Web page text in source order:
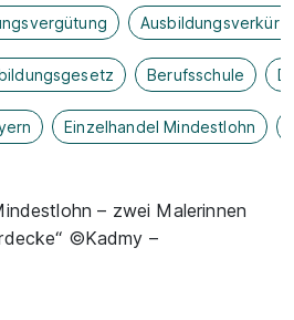
Berufsschule
Einzelhandel Mindestlohn
– zwei Malerinnen
©Kadmy –